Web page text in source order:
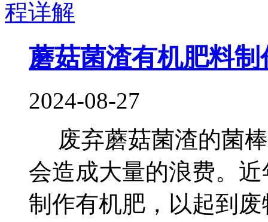
蘑菇菌渣有机肥料
2024-08-27
废弃蘑菇菌渣的菌
会造成大量的浪费。
制作有机肥，以起到